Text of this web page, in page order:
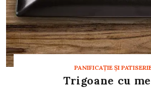
PANIFICAŢIE ŞI
Trigoane cu